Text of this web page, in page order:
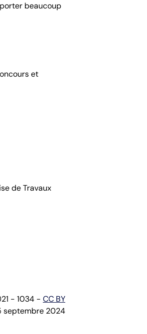
beaucoup
et
de Travaux
- 1034 - CC BY
septembre 2024